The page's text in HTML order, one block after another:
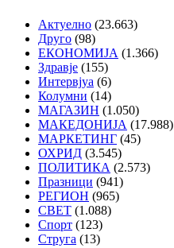
Актуелно (23.663)
Друго (98)
ЕКОНОМИЈА (1.366)
Здравје (155)
Интервјуа (6)
Колумни (14)
МАГАЗИН (1.050)
МАКЕДОНИЈА (17.988)
МАРКЕТИНГ (45)
ОХРИД (3.545)
ПОЛИТИКА (2.573)
Празници (941)
РЕГИОН (965)
СВЕТ (1.088)
Спорт (123)
Струга (13)